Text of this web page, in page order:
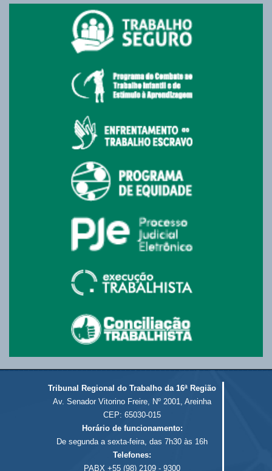
Tribunal Regional do Trabalho da 16ª Região
Av. Senador Vitorino Freire, Nº 2001, Areinha
CEP: 65030-015
Horário de funcionamento:
De segunda a sexta-feira, das 7h30 às 16h
Telefones:
PABX +55 (98) 2109 - 9300